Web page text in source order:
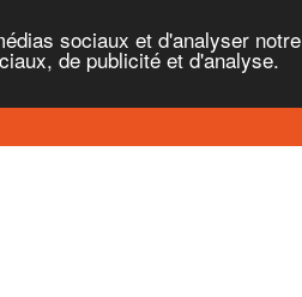
sociaux et d'analyser notre
de publicité et d'analyse.